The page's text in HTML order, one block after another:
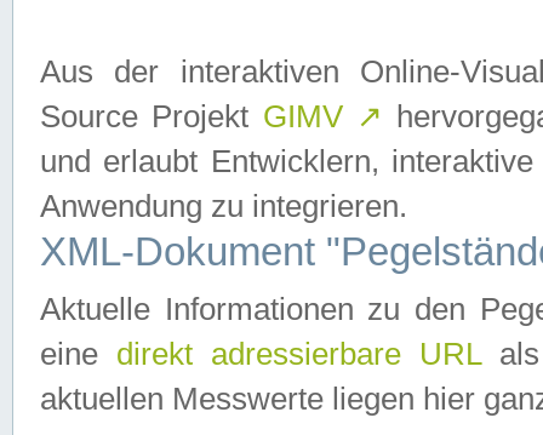
Aus der interaktiven Online-
Source Projekt GIMV ↗
und erlaubt Entwicklern,
Anwendung zu integrieren.
XML-Dokument
Aktuelle Informationen zu den
eine direkt adressierbare URLals
aktuellen Messwerte liegen hier